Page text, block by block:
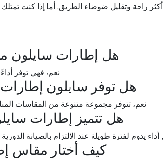
راحة وتقليل ضوضاء الطريق. أما إذا كنت
هل إطارات سايلون
نعم، فهي توفر
هل توفر سايلون
نعم، تتوفر مجموعة متنوعة من المقاسات
هل تتميز إطارات
يدوم لفترة طويلة عند الالتزام بالصيانة
كيف أختار مقاس